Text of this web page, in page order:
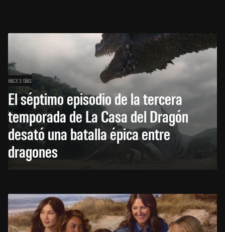
HACE 3 DÍAS
El séptimo episodio de la tercera
temporada de La Casa del Dragón
desató una batalla épica entre
dragones